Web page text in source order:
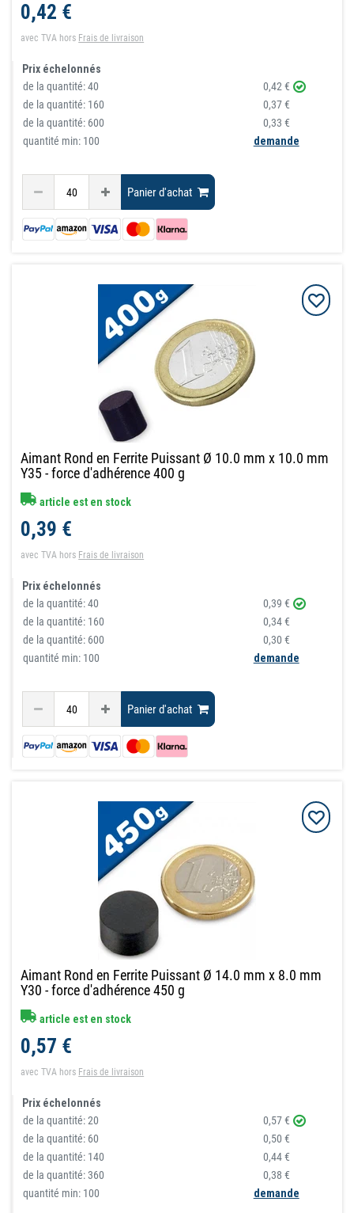
0,42 €
avec TVA hors Frais de livraison
Prix échelonnés
de la quantité:40
0,42 €
de la quantité: 160
0,37 €
de la quantité: 600
0,33 €
quantité min: 100
demande
Panier d'achat
Aimant Rond en Ferrite Puissant Ø 10.0 mm x 10.0 mm
Y35 - force d'adhérence 400 g
article est en stock
0,39 €
avec TVA hors Frais de livraison
Prix échelonnés
de la quantité:40
0,39 €
de la quantité: 160
0,34 €
de la quantité: 600
0,30 €
quantité min: 100
demande
Panier d'achat
Aimant Rond en Ferrite Puissant Ø 14.0 mm x 8.0 mm
Y30 - force d'adhérence 450 g
article est en stock
0,57 €
avec TVA hors Frais de livraison
Prix échelonnés
de la quantité:20
0,57 €
de la quantité: 60
0,50 €
de la quantité: 140
0,44 €
de la quantité:360
0,38 €
quantité min: 100
demande